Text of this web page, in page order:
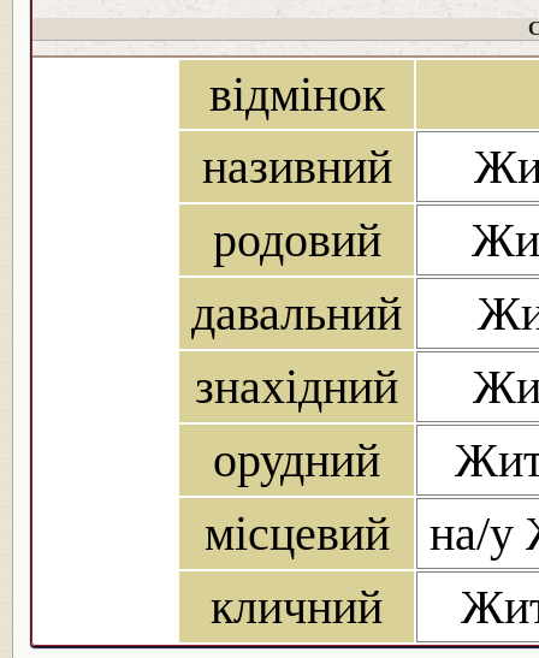
відмінок
називний
родовий
давальний
знахідний
орудний
місцевий
на/у
кличний